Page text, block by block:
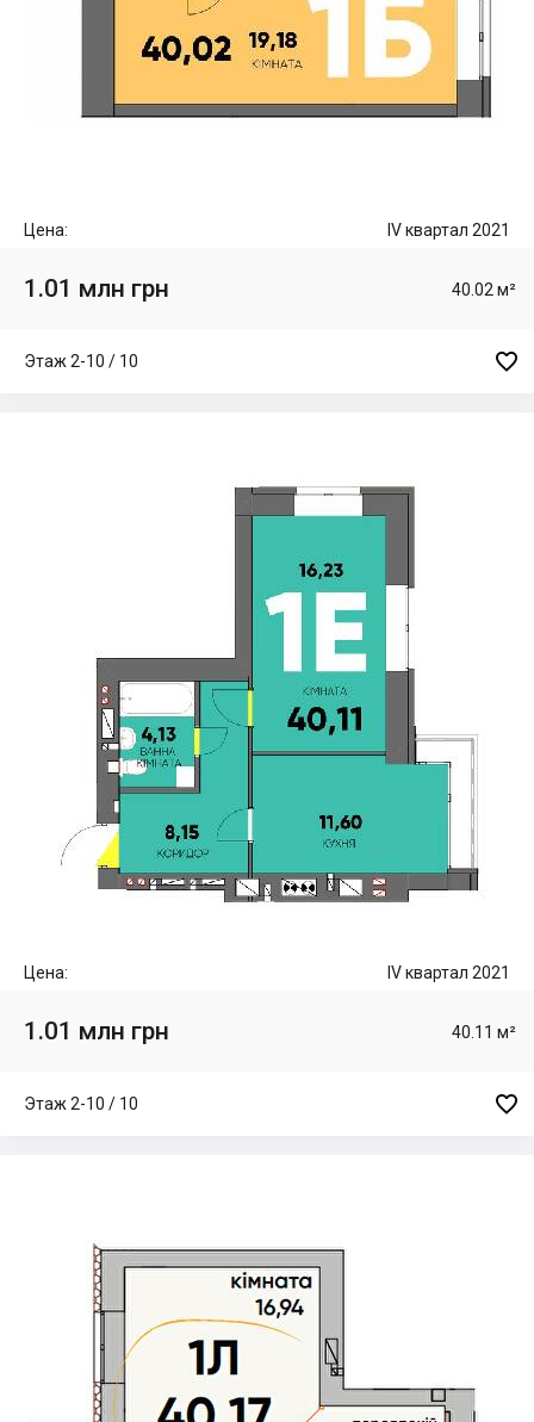
Цена: IV квартал 2021
1.01 млн грн 40.02 м²
Этаж 2-10 / 10 
Цена: IV квартал 2021
1.01 млн грн 40.11 м²
Этаж 2-10 / 10 